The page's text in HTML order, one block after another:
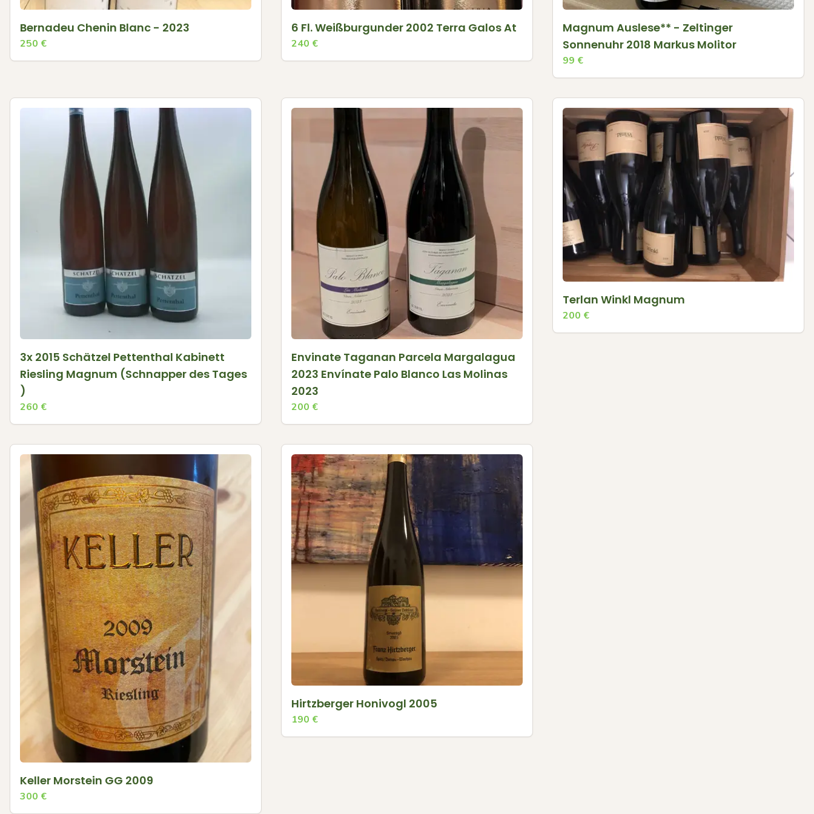
Bernadeu Chenin Blanc - 2023
250 €
6 Fl. Weißburgunder 2002 Terra Galos At
240 €
Magnum Auslese** - Zeltinger
Sonnenuhr 2018 Markus Molitor
99 €
3x 2015 Schätzel Pettenthal Kabinett
Riesling Magnum (Schnapper des Tages
)
260 €
Envinate Taganan Parcela Margalagua
2023 Envínate Palo Blanco Las Molinas
2023
200 €
Terlan Winkl Magnum
200 €
Keller Morstein GG 2009
300 €
Hirtzberger Honivogl 2005
190 €